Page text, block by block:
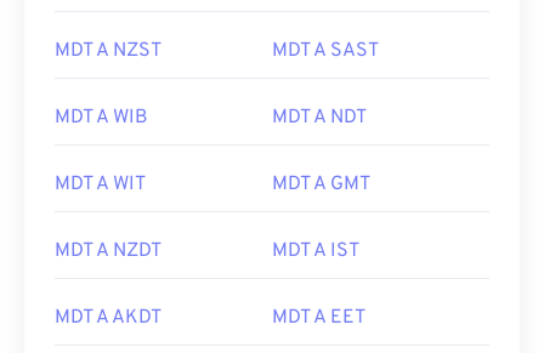
MDT A NZST MDT A SAST
MDT A WIB MDT A NDT
MDT A WIT MDT A GMT
MDT A NZDT MDT A IST
MDT A AKDT MDT A EET